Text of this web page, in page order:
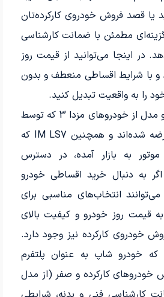
یا قصد فروش خودروی کارکرده‌تان
مطمئن با ضمانت کارشناسی
در اینجا می‌توانید از قیمت روز
و با شرایط اقساطی منعطف و بدون
را به واقعیت تبدیل کنید.
در حال حاضر، تنها دو مدل از خودروهای مزدا 3 که توسط
شرکت بهمن موتور عرضه شده‌اند و همچنین IM LS7 که
به بازار آمده، در دسترس
اگر به دنبال خرید اقساطی خودرو
انتخاب‌های مناسبی برای
قیمت روز خودرو و کیفیت بالای
خودروی کارکرده نیز وجود دارد.
که خودرو شاپ به عنوان پلتفرم
کارکرده و صفر (از مدل